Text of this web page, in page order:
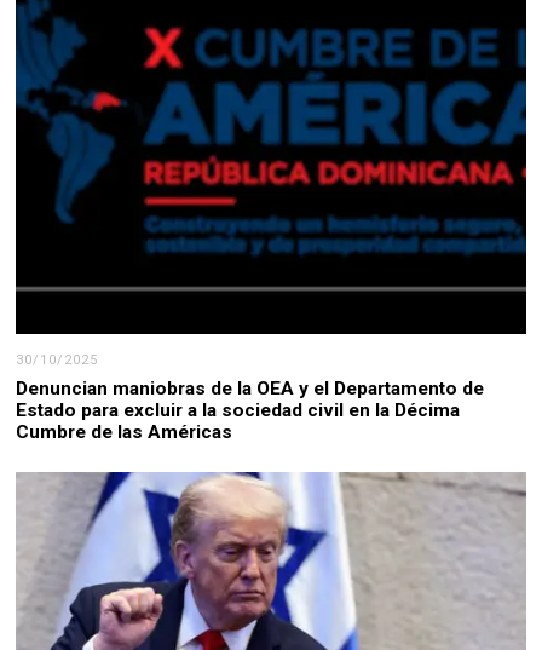
30/10/2025
Denuncian maniobras de la OEA y el Departamento de
Estado para excluir a la sociedad civil en la Décima
Cumbre de las Américas